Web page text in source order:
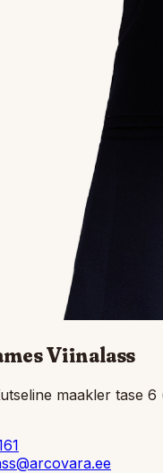
Viinalass
maakler tase 6